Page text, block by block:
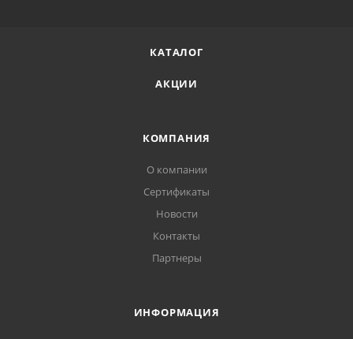
КАТАЛОГ
АКЦИИ
КОМПАНИЯ
О компании
Сертификаты
Новости
Контакты
Партнеры
ИНФОРМАЦИЯ